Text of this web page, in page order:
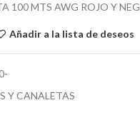
100 MTS AWG ROJO Y
Añadir a la lista de deseos
Y CANALETAS